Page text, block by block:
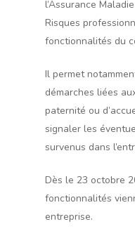
l’Assurance
Risques
fonctionnalités du
Il permet
démarches liées
paternité ou
signaler les
survenus dans
Dès le 23 octobre
fonctionnalités
entreprise.